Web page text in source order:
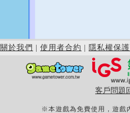
關於我們 | 使用者合約 | 隱私權保護
客戶問題
※本遊戲為免費使用，遊戲